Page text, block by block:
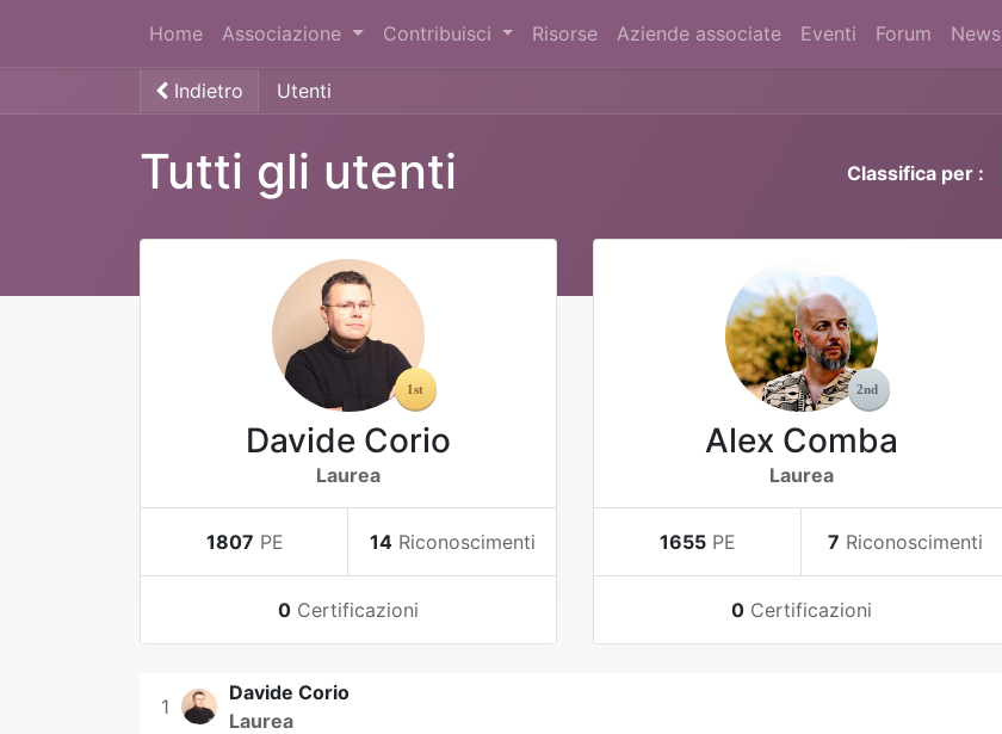
Home Associazione Contribuisci Risorse Aziende associate Eventi Forum News
Indietro Utenti
Tutti gli utenti Classifica per :
Davide Corio
Laurea
1807 PE 14 Riconoscimenti
0 Certificazioni
Alex Comba
Laurea
1655 PE 7 Riconoscimenti
0 Certificazioni
1
Davide Corio
Laurea